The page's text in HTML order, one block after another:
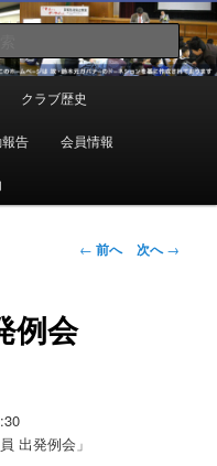
ブ
検
索
クラブ歴史
告 会員情報
投
← 前へ 次へ→
例会
出発例会」